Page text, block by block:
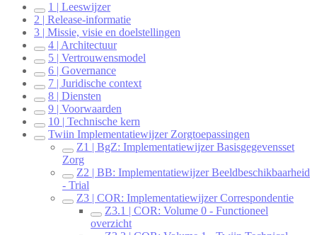
1 | Leeswijzer
2 | Release-informatie
3 | Missie, visie en doelstellingen
4 | Architectuur
5 | Vertrouwensmodel
6 | Governance
7 | Juridische context
8 | Diensten
9 | Voorwaarden
10 | Technische kern
Twiin Implementatiewijzer Zorgtoepassingen
Z1 | BgZ: Implementatiewijzer Basisgegevensset
Zorg
Z2 | BB: Implementatiewijzer Beeldbeschikbaarheid
- Trial
Z3 | COR: Implementatiewijzer Correspondentie
Z3.1 | COR: Volume 0 - Functioneel
overzicht